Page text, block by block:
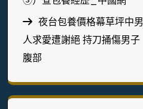
夜台包養價格幕草坪中男
人求愛遭謝絕 持刀捅傷男子
腹部